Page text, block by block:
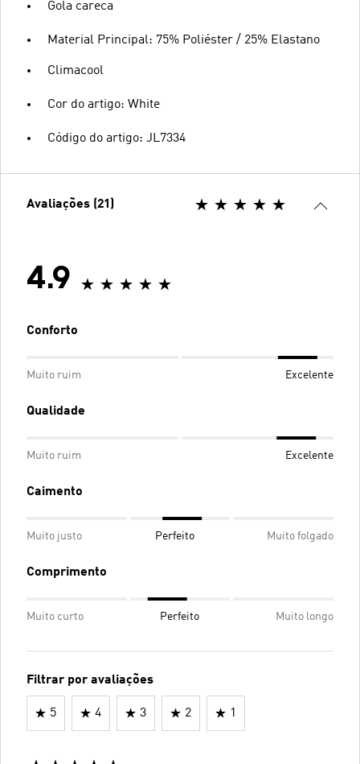
Gola careca
Material Principal: 75% Poliéster / 25% Elastano
Climacool
Cor do artigo: White
Código do artigo: JL7334
Avaliações (21)
4.9
Conforto
Muito ruim Excelente
Qualidade
Muito ruim Excelente
Caimento
Muito justo Perfeito Muito folgado
Comprimento
Muito curto Perfeito Muito longo
Filtrar por avaliações
5 4 3 2 1